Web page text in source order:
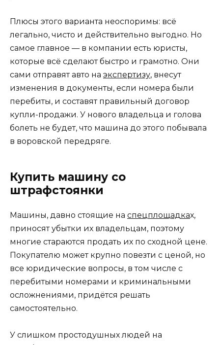
Плюсы этого варианта неоспоримы: всё
легально, чисто и действительно выгодно. Но
самое главное — в компании есть юристы,
которые всё сделают быстро и грамотно. Они
сами отправят авто на экспертизу, внесут
изменения в документы, если номера были
перебиты, и составят правильный договор
купли-продажи. У нового владельца и голова
болеть не будет, что машина до этого побывала
в воровской передряге.
Купить машину со
штрафстоянки
Машины, давно стоящие на спецплощадках,
приносят убытки их владельцам, поэтому
многие стараются продать их по сходной цене.
Покупателю может крупно повезти с ценой, но
все юридические вопросы, в том числе с
перебитыми номерами и криминальными
осложнениями, придётся решать
самостоятельно.
У слишком простодушных людей на